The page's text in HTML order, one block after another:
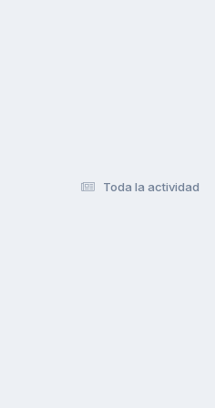
Toda la actividad